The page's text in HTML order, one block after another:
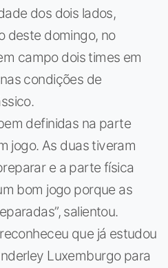
dos dois lados,
deste domingo, no
campo dois times em
condições de
definidas na parte
jogo. As duas tiveram
e a parte física
bom jogo porque as
salientou.
que já estudou
Luxemburgo para